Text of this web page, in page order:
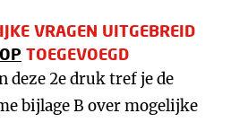
VRAGEN UITGEBREID
TOEGEVOEGD
deze 2e druk tref je de
bijlage B over mogelijke